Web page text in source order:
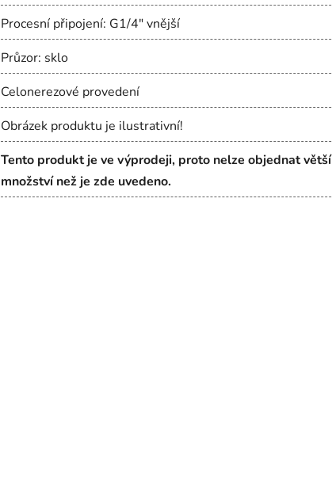
Procesní připojení: G1/4" vnější
Průzor: sklo
Celonerezové provedení
Obrázek produktu je ilustrativní!
Tento produkt je ve výprodeji, proto nelze objednat větší
množství než je zde uvedeno.